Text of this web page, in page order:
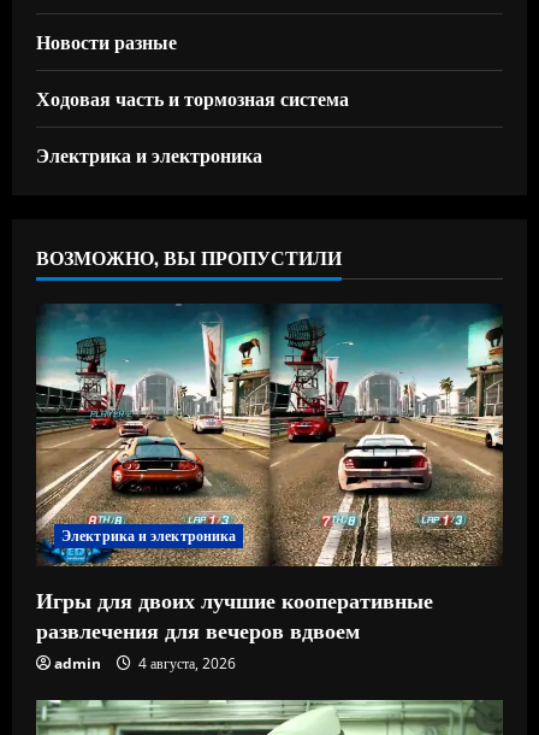
Новости разные
Ходовая часть и тормозная система
Электрика и электроника
ВОЗМОЖНО, ВЫ ПРОПУСТИЛИ
Электрика и электроника
Игры для двоих лучшие кооперативные
развлечения для вечеров вдвоем
admin 4 августа, 2026